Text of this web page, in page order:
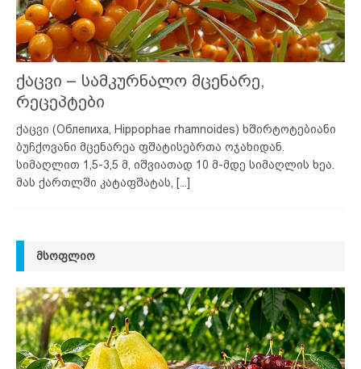
ქაცვი – სამკურნალო მცენარე,
რეცეპტები
ქაცვი (Облепиха, Hippophae rhamnoides) ხშირტოტებიანი
ბუჩქოვანი მცენარეა ფშატისებრთა ოჯახიდან.
სიმაღლით 1,5-3,5 მ, იშვიათად 10 მ-მდე სიმაღლის ხეა.
მას ქართლში კატაფშატას,
[...]
ᲛᲡᲝᲤᲚᲘᲝ